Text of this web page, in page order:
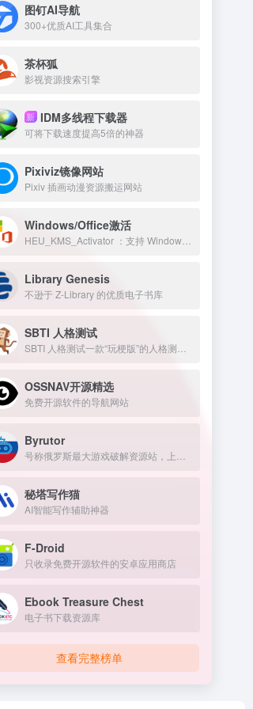
图钉AI导航
300+优质AI工具集合
茶杯狐
影视资源搜索引擎
新 IDM多线程下载器
可将下载速度提高5倍的神器
Pixiviz镜像网站
Pixiv 插画动漫资源搬运网站
Windows/Office激活
Library Genesis
不逊于 Z-Library 的优质电子书库
SBTI 人格测试
OSSNAV开源精选
免费开源软件的导航网站
Byrutor
秘塔写作猫
AI智能写作辅助神器
F-Droid
只收录免费开源软件的安卓应用商店
Ebook Treasure Chest
电子书下载资源库
查看完整榜单